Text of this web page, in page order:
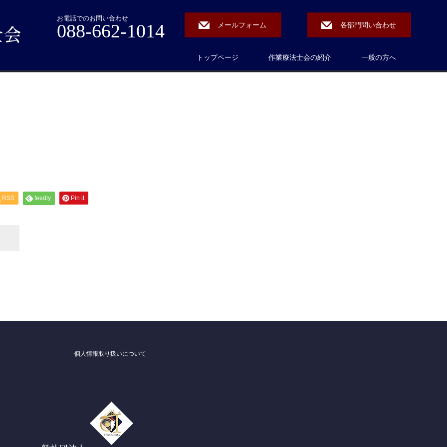
お電話でのお問い合わせ
088-662-1014 メールフォーム 各部門問い合わせ
トップページ 作業療法士会の紹介 一般の方へ
RSS feedly Pin it
個人情報取り扱いについて